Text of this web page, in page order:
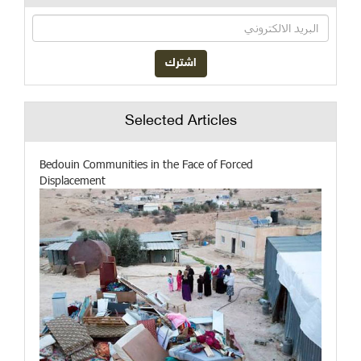
Selected Articles
Bedouin Communities in the Face of Forced
Displacement